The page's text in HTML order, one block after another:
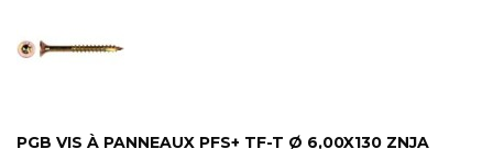
PGB VIS À PANNEAUX PFS+ TF-T Ø 6,00X130 ZNJA